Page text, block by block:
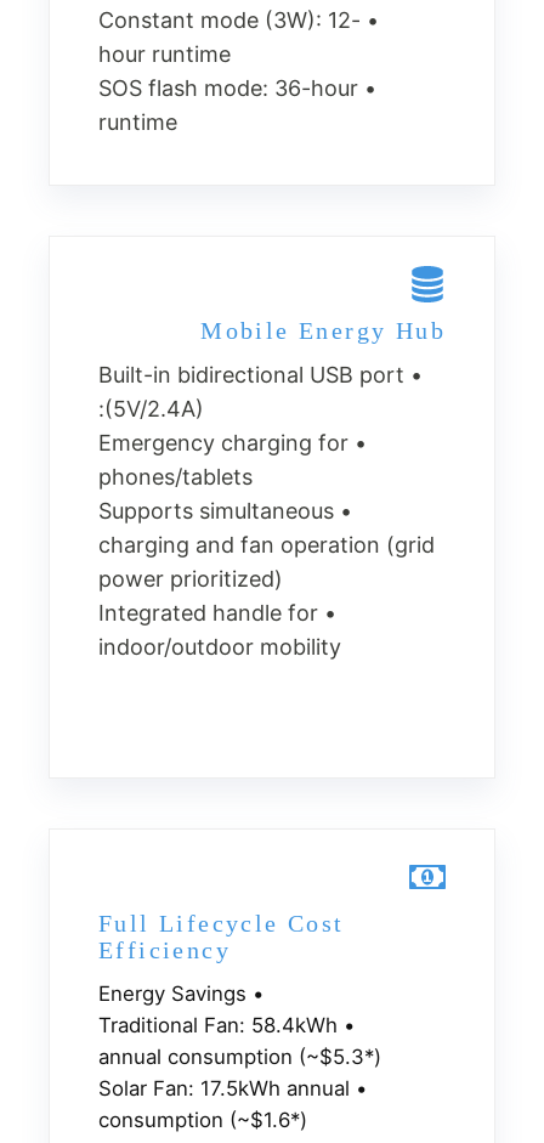
• Constant mode (3W): 12-
hour runtime
• SOS flash mode: 36-hour
runtime
Mobile Energy Hub
• Built-in bidirectional USB port
(5V/2.4A):
• Emergency charging for
phones/tablets
• Supports simultaneous
charging and fan operation (grid
power prioritized)
• Integrated handle for
indoor/outdoor mobility
Full Lifecycle Cost
Efficiency
• Energy Savings
• Traditional Fan: 58.4kWh
annual consumption (~$5.3*)
• Solar Fan: 17.5kWh annual
consumption (~$1.6*)